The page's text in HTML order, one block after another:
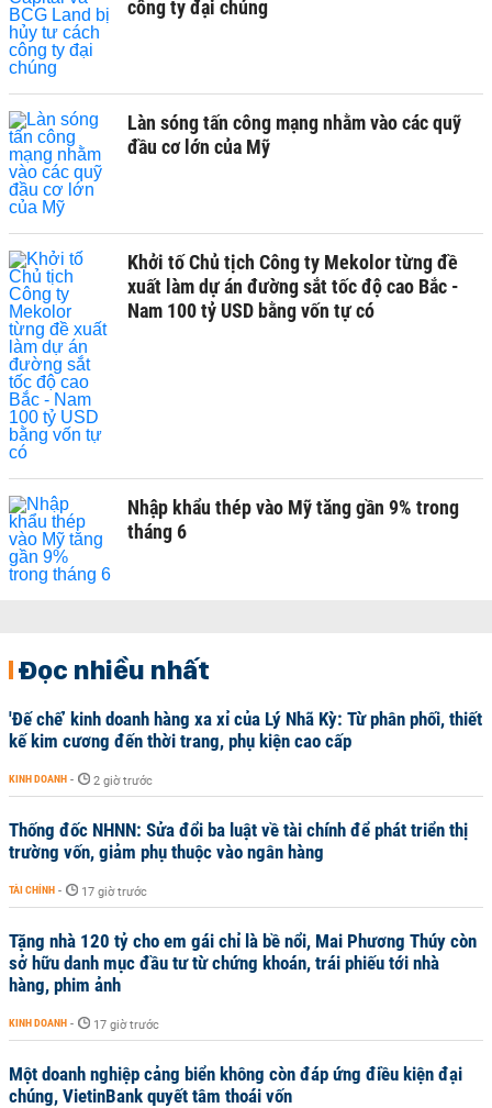
công ty đại chúng
Làn sóng tấn công mạng nhằm vào các quỹ
đầu cơ lớn của Mỹ
Khởi tố Chủ tịch Công ty Mekolor từng đề
xuất làm dự án đường sắt tốc độ cao Bắc -
Nam 100 tỷ USD bằng vốn tự có
Nhập khẩu thép vào Mỹ tăng gần 9% trong
tháng 6
Đọc nhiều nhất
'Đế chế’ kinh doanh hàng xa xỉ của Lý Nhã Kỳ: Từ phân phối, thiết
kế kim cương đến thời trang, phụ kiện cao cấp
KINH DOANH - 2 giờ trước
Thống đốc NHNN: Sửa đổi ba luật về tài chính để phát triển thị
trường vốn, giảm phụ thuộc vào ngân hàng
TÀI CHÍNH - 17 giờ trước
Tặng nhà 120 tỷ cho em gái chỉ là bề nổi, Mai Phương Thúy còn
sở hữu danh mục đầu tư từ chứng khoán, trái phiếu tới nhà
hàng, phim ảnh
KINH DOANH - 17 giờ trước
Một doanh nghiệp cảng biển không còn đáp ứng điều kiện đại
chúng, VietinBank quyết tâm thoái vốn